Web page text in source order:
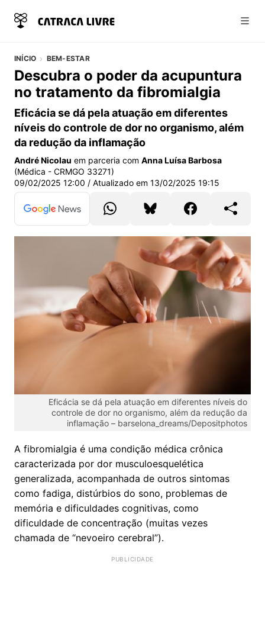
INÍCIO BEM-ESTAR
Descubra o poder da acupuntura
no tratamento da fibromialgia
Eficácia se dá pela atuação em diferentes
níveis do controle de dor no organismo, além
da redução da inflamação
André Nicolau em parceria com Anna Luísa Barbosa
(Médica - CRMGO 33271)
09/02/2025 12:00 / Atualizado em 13/02/2025 19:15
Eficácia se dá pela atuação em diferentes níveis do
controle de dor no organismo, além da redução da
inflamação – barselona_dreams/Depositphotos
A fibromialgia é uma condição médica crônica
caracterizada por dor musculoesquelética
generalizada, acompanhada de outros sintomas
como fadiga, distúrbios do sono, problemas de
memória e dificuldades cognitivas, como
dificuldade de concentração (muitas vezes
chamada de “nevoeiro cerebral”).